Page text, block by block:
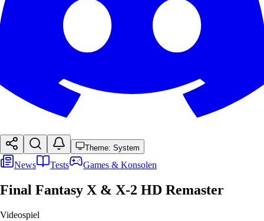
Theme: System
News Tests Games & Konsolen
Final Fantasy X & X-2 HD Remaster
Videospiel